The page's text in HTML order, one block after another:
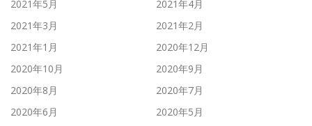
2021年5月
2021年4月
2021年3月
2021年2月
2021年1月
2020年12月
2020年10月
2020年9月
2020年8月
2020年7月
2020年6月
2020年5月